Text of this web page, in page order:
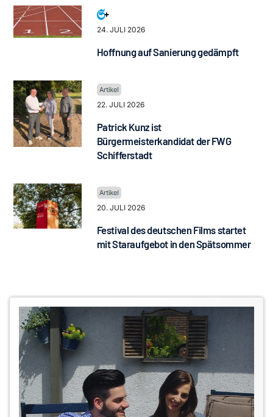
24. JULI 2026
Hoffnung auf Sanierung gedämpft
22. JULI 2026
Patrick Kunz ist
Bürgermeisterkandidat der FWG
Schifferstadt
20. JULI 2026
Festival des deutschen Films startet
mit Staraufgebot in den Spätsommer